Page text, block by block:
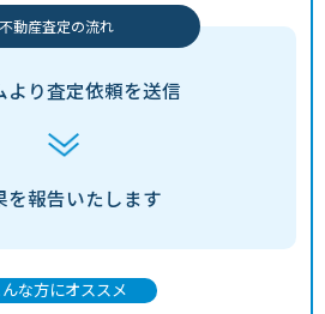
不動産査定の流れ
より査定依頼を送信
を報告いたします
んな方にオススメ